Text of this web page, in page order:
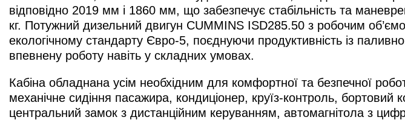
відповідно 2019 мм і 1860 мм, що забезпечує стабільність та
кг. Потужний дизельний двигун CUMMINS ISD285.50 з робочим
екологічному стандарту Євро-5, поєднуючи продуктивність із
впевнену роботу навіть у складних умовах.
Кабіна обладнана усім необхідним для комфортної та безпечної
механічне сидіння пасажира, кондиціонер, круїз-контроль, бортовий
центральний замок з дистанційним керуванням, автомагнітола з